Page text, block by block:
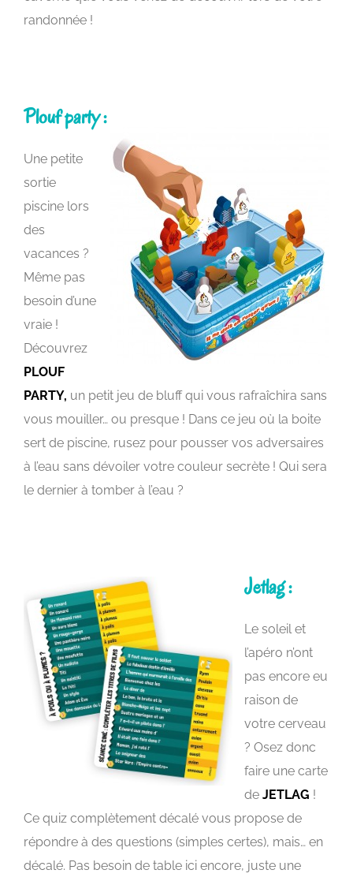
randonnée !
Plouf party :
Une petite
sortie
piscine lors
des
vacances ?
Même pas
besoin d’une
vraie !
Découvrez
PLOUF
PARTY, un petit jeu de bluff qui vous rafraîchira sans
vous mouiller… ou presque ! Dans ce jeu où la boite
sert de piscine, rusez pour pousser vos adversaires
à l’eau sans dévoiler votre couleur secrète ! Qui sera
le dernier à tomber à l’eau ?
Jetlag :
Le soleil et
l’apéro n’ont
pas encore eu
raison de
votre cerveau
? Osez donc
faire une carte
de JETLAG !
Ce quiz complètement décalé vous propose de
répondre à des questions (simples certes), mais… en
décalé. Pas besoin de table ici encore, juste une